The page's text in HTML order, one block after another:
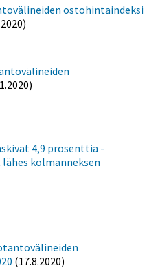
ostohintaindeksi
4,9 prosenttia -
kolmanneksen
(17.8.2020)